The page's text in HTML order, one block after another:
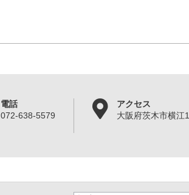
電話
072-638-5579
アクセス
大阪府茨木市横江